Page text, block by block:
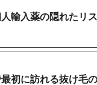
輸入薬の隠れたリ
初に訪れる抜け毛